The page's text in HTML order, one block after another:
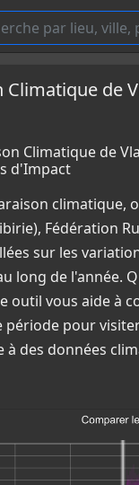
de
Climatique de
d'Impact
climatique,
Fédération
sur les
long de l'année.
outil vous aide à
période pour
à des données